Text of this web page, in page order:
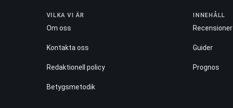
VILKA VI ÄR
Om oss
Kontakta oss
Redaktionell policy
Betygsmetodik
INNEHÅLL
Recensioner
Guider
Prognos